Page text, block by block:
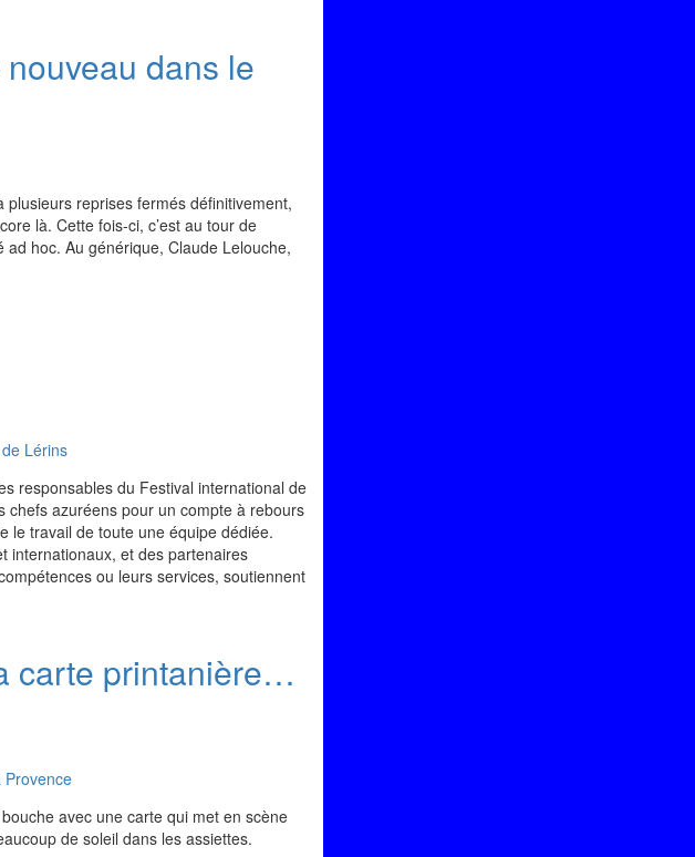
dans le
reprises fermés définitivement,
là. Cette fois-ci, c’est au tour de
ad hoc. Au générique, Claude Lelouche,
Lérins
responsables du Festival international de
chefs azuréens pour un compte à rebours
le travail de toute une équipe dédiée.
internationaux, et des partenaires
ou leurs services, soutiennent
carte printanière…
Provence
avec une carte qui met en scène
de soleil dans les assiettes.